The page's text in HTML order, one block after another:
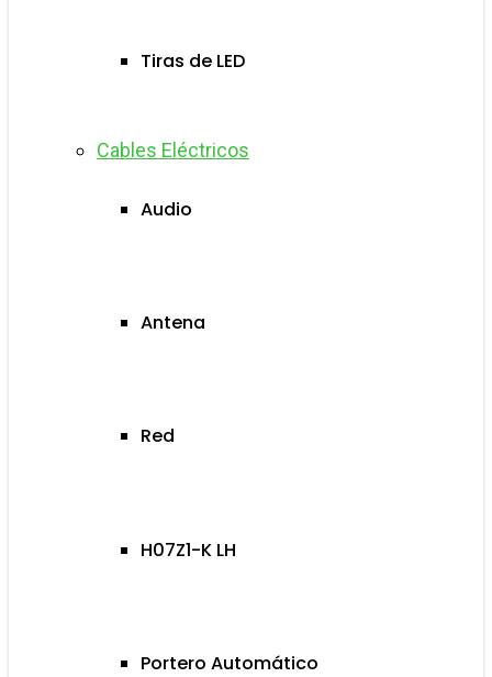
Tiras de LED
Cables Eléctricos
Audio
Antena
Red
H07Z1-K LH
Portero Automático